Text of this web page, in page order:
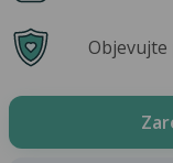
Objevujte